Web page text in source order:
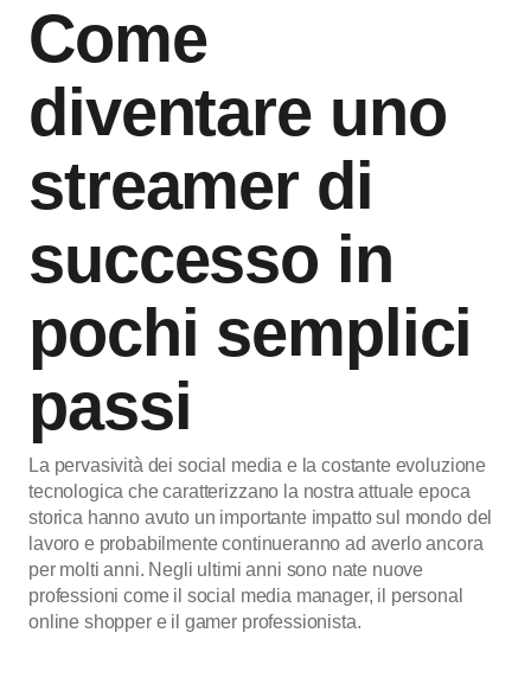
Come
diventare uno
streamer di
successo in
pochi semplici
passi
La pervasività dei social media e la costante evoluzione
tecnologica che caratterizzano la nostra attuale epoca
storica hanno avuto un importante impatto sul mondo del
lavoro e probabilmente continueranno ad averlo ancora
per molti anni. Negli ultimi anni sono nate nuove
professioni come il social media manager, il personal
online shopper e il gamer professionista.